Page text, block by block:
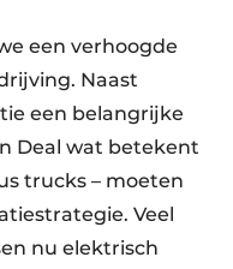
een verhoogde
Naast
een belangrijke
Deal wat betekent
trucks – moeten
Veel
nu elektrisch